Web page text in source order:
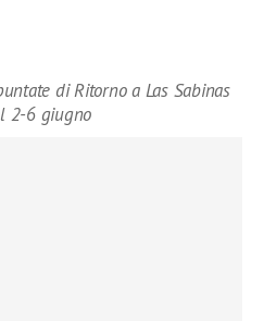
di Ritorno a Las Sabinas
2-6 giugno